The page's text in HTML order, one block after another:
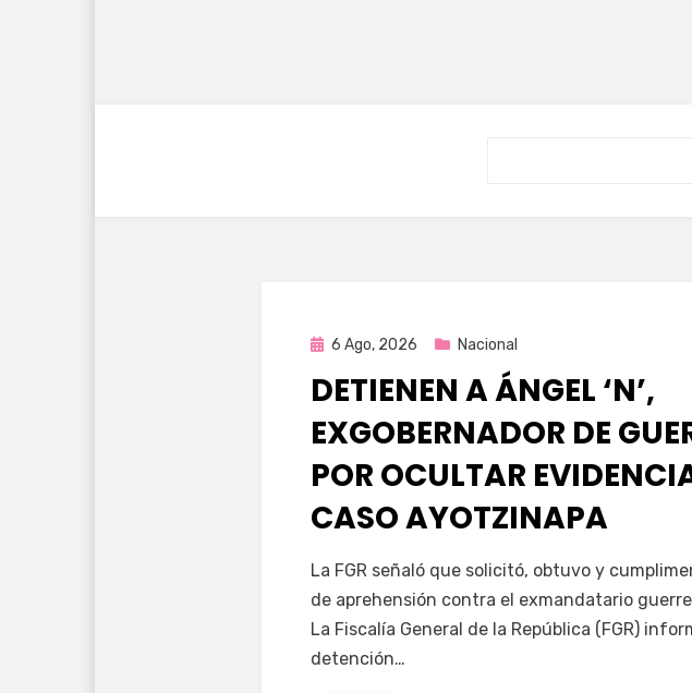
Publicada
6 Ago, 2026 Nacional
DETIENEN A ÁNGEL ‘N’,
EXGOBERNADOR DE
POR OCULTAR
CASO AYOTZINAPA
porFernando Miranda Servín
La FGR señaló que solicitó, obtuvo y
de aprehensión contra el exmandatario
La Fiscalía General de la República (FGR)
detención…